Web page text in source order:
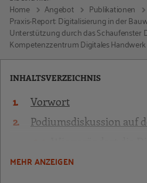
Home
Angebot Publikationen
Praxis-Report: Digitalisierung in der
Unterstützung durch das Schaufenster
Kompetenzzentrum Digitales Handwerk
INHALTSVERZEICHNIS
Vorwort
Podiumsdiskussion auf
speziell Building
MEHR ANZEIGEN